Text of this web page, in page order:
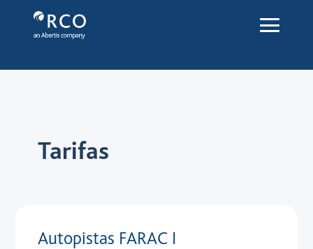
Ugrás a fő tartalomhoz
Tarifas - Red Vía Corta
Tarifas
Autopistas FARAC I